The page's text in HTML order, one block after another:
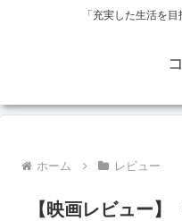
「充実した生活を
ホーム レビュー
【映画レビュー